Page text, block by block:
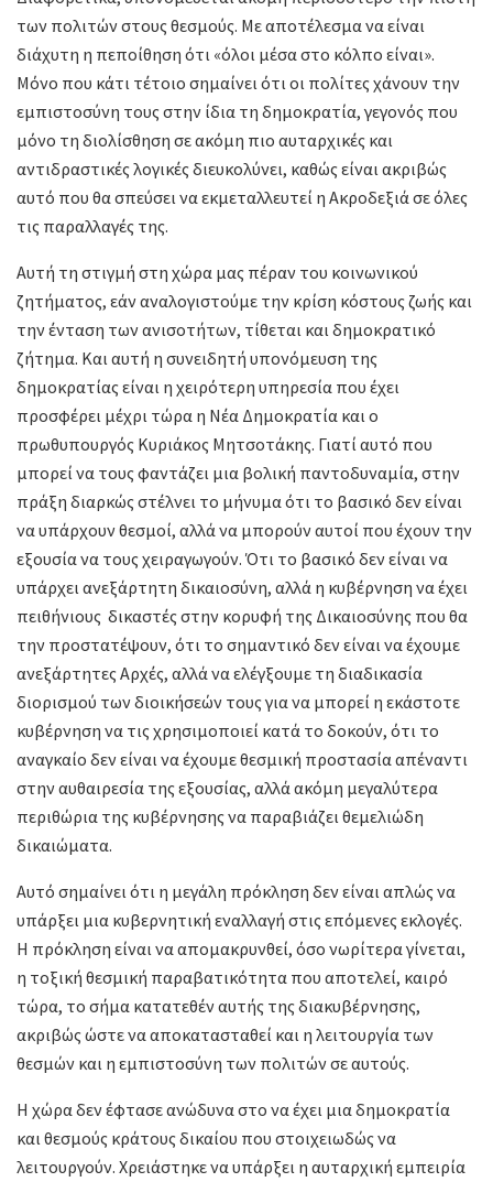
των πολιτών στους θεσμούς. Με αποτέλεσμα να είναι
διάχυτη η πεποίθηση ότι «όλοι μέσα στο κόλπο είναι».
Μόνο που κάτι τέτοιο σημαίνει ότι οι πολίτες χάνουν την
εμπιστοσύνη τους στην ίδια τη δημοκρατία, γεγονός που
μόνο τη διολίσθηση σε ακόμη πιο αυταρχικές και
αντιδραστικές λογικές διευκολύνει, καθώς είναι ακριβώς
αυτό που θα σπεύσει να εκμεταλλευτεί η Ακροδεξιά σε όλες
τις παραλλαγές της.
Αυτή τη στιγμή στη χώρα μας πέραν του κοινωνικού
ζητήματος, εάν αναλογιστούμε την κρίση κόστους ζωής και
την ένταση των ανισοτήτων, τίθεται και δημοκρατικό
ζήτημα. Και αυτή η συνειδητή υπονόμευση της
δημοκρατίας είναι η χειρότερη υπηρεσία που έχει
προσφέρει μέχρι τώρα η Νέα Δημοκρατία και ο
πρωθυπουργός Κυριάκος Μητσοτάκης. Γιατί αυτό που
μπορεί να τους φαντάζει μια βολική παντοδυναμία, στην
πράξη διαρκώς στέλνει το μήνυμα ότι το βασικό δεν είναι
να υπάρχουν θεσμοί, αλλά να μπορούν αυτοί που έχουν την
εξουσία να τους χειραγωγούν. Ότι το βασικό δεν είναι να
υπάρχει ανεξάρτητη δικαιοσύνη, αλλά η κυβέρνηση να έχει
πειθήνιους δικαστές στην κορυφή της Δικαιοσύνης που θα
την προστατέψουν, ότι το σημαντικό δεν είναι να έχουμε
ανεξάρτητες Αρχές, αλλά να ελέγξουμε τη διαδικασία
διορισμού των διοικήσεών τους για να μπορεί η εκάστοτε
κυβέρνηση να τις χρησιμοποιεί κατά το δοκούν, ότι το
αναγκαίο δεν είναι να έχουμε θεσμική προστασία απέναντι
στην αυθαιρεσία της εξουσίας, αλλά ακόμη μεγαλύτερα
περιθώρια της κυβέρνησης να παραβιάζει θεμελιώδη
δικαιώματα.
Αυτό σημαίνει ότι η μεγάλη πρόκληση δεν είναι απλώς να
υπάρξει μια κυβερνητική εναλλαγή στις επόμενες εκλογές.
Η πρόκληση είναι να απομακρυνθεί, όσο νωρίτερα γίνεται,
η τοξική θεσμική παραβατικότητα που αποτελεί, καιρό
τώρα, το σήμα κατατεθέν αυτής της διακυβέρνησης,
ακριβώς ώστε να αποκατασταθεί και η λειτουργία των
θεσμών και η εμπιστοσύνη των πολιτών σε αυτούς.
Η χώρα δεν έφτασε ανώδυνα στο να έχει μια δημοκρατία
και θεσμούς κράτους δικαίου που στοιχειωδώς να
λειτουργούν. Χρειάστηκε να υπάρξει η αυταρχική εμπειρία